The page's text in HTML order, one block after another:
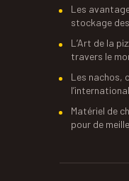
Les
stockage
L’Art de la
travers le
Les nachos,
Matériel de
pour de